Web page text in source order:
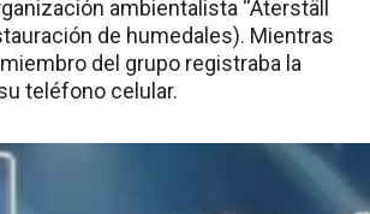
ambientalista “Återställ
de humedales). Mientras
del grupo registraba la
teléfono celular.